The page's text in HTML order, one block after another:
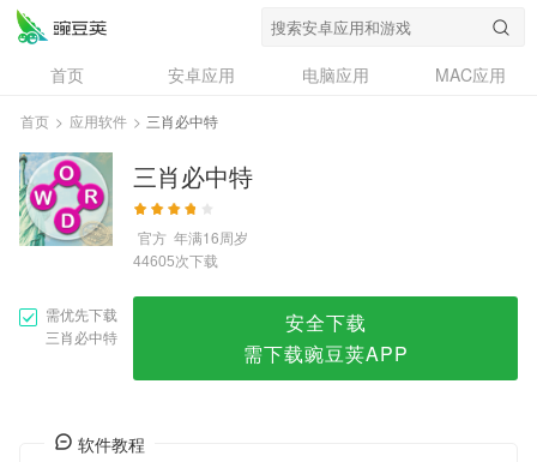
首页 安卓应用 电脑应用
MAC应用
资讯
专题
问答
首页 > 应用软件 > 三肖必中特
三肖必中特
官方 年满16周岁
44605次下载
需优先下载
三肖必中特
安全下载
需下载豌豆荚APP
软件教程